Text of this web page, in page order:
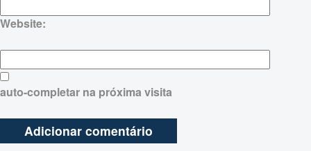
Website:
auto-completar na próxima visita